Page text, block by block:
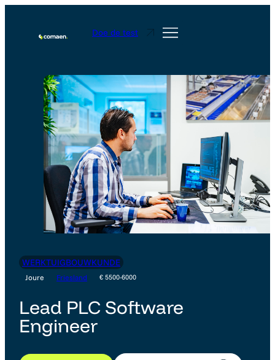
Doe de test
WERKTUIGBOUWKUNDE
Joure Friesland € 5500-6000
Lead PLC Software
Engineer